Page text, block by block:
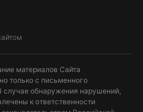
материалов Сайта
только с письменного
случае обнаружения нарушений,
к ответственности